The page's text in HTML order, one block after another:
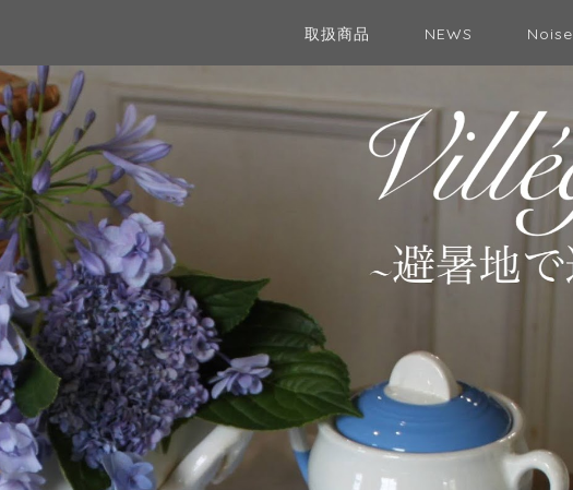
取扱商品 NEWS